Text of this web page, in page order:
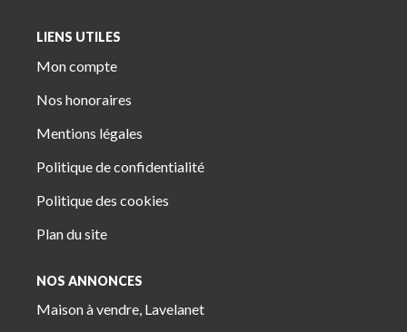
LIENS UTILES
Mon compte
Nos honoraires
Mentions légales
Politique de confidentialité
Politique des cookies
Plan du site
NOS ANNONCES
Maison à vendre, Lavelanet